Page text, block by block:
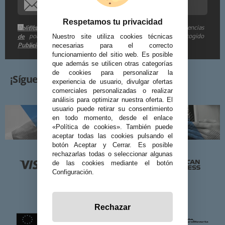
Me gustaría recibir descuentos exclusivos, novedades y tendencias
por e-mail. Puedo darme de baja cuando quiera según lo recogido
en la
Política
de
Publicidad
¡Síguenos!
Respetamos tu privacidad
Nuestro site utiliza cookies técnicas
necesarias para el correcto
funcionamiento del sitio web. Es posible
que además se utilicen otras categorías
de cookies para personalizar la
experiencia de usuario, divulgar ofertas
comerciales personalizadas o realizar
análisis para optimizar nuestra oferta. El
usuario puede retirar su consentimiento
en todo momento, desde el enlace
«Política de cookies». También puede
aceptar todas las cookies pulsando el
botón Aceptar y Cerrar. Es posible
rechazarlas todas o seleccionar algunas
de las cookies mediante el botón
Configuración.
Rechazar